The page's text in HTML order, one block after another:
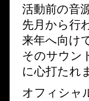
活動前の音
先月から行
来年へ向け
そのサウン
に心打たれ
オフィシャ